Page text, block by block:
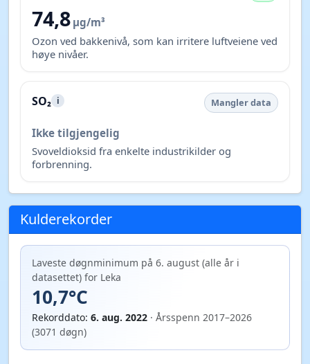
74,8 µg/m³
Ozon ved bakkenivå, som kan irritere luftveiene ved
høye nivåer.
SO₂ i Mangler data
Ikke tilgjengelig
Svoveldioksid fra enkelte industrikilder og
forbrenning.
Kulderekorder
Laveste døgnminimum på 6. august (alle år i
datasettet) for Leka
10,7°C
Rekorddato: 6. aug. 2022 · Årsspenn 2017–2026
(3071 døgn)